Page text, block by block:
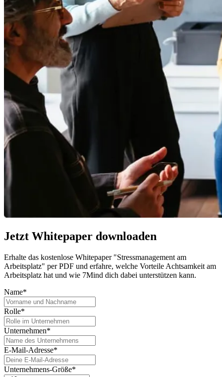
Jetzt Whitepaper downloaden
Erhalte das kostenlose Whitepaper "Stressmanagement am
Arbeitsplatz" per PDF und erfahre, welche Vorteile Achtsamkeit am
Arbeitsplatz hat und wie 7Mind dich dabei unterstützen kann.
Name*
Rolle*
Unternehmen*
E-Mail-Adresse*
Unternehmens-Größe*